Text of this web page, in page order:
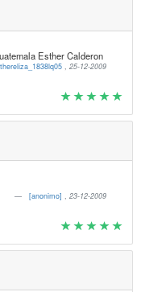
Esther Calderon
, 25-12-2009
[anonimo] , 23-12-2009